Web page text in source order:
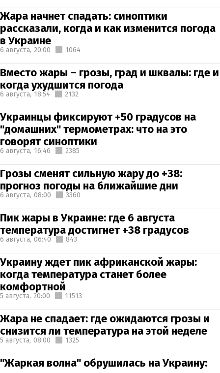
Жара начнет спадать: синоптики
рассказали, когда и как изменится погода
в Украине
6 августа, 20:00 1064
Вместо жары – грозы, град и шквалы: где и
когда ухудшится погода
6 августа, 18:54 2132
Украинцы фиксируют +50 градусов на
"домашних" термометрах: что на это
говорят синоптики
6 августа, 16:46 2385
Грозы сменят сильную жару до +38:
прогноз погоды на ближайшие дни
6 августа, 08:00 3360
Пик жары в Украине: где 6 августа
температура достигнет +38 градусов
6 августа, 06:40 843
Украину ждет пик африканской жары:
когда температура станет более
комфортной
5 августа, 20:00 11513
Жара не спадает: где ожидаются грозы и
снизится ли температура на этой неделе
5 августа, 08:00 1325
"Жаркая волна" обрушилась на Украину: